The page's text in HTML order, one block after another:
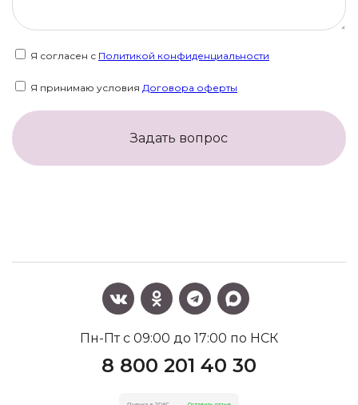
Я согласен с Политикой конфиденциальности
Я принимаю условия Договора оферты
Задать вопрос
Пн-Пт с 09:00 до 17:00 по НСК
8 800 201 40 30